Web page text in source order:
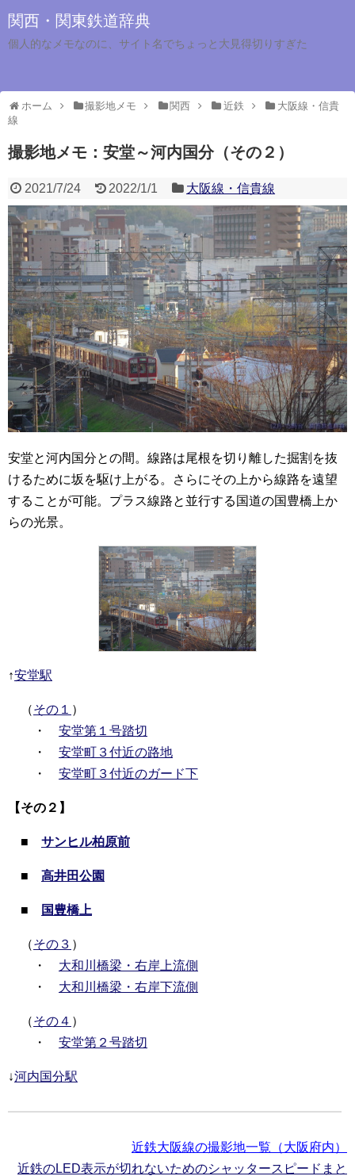
関西・関東鉄道辞典
個人的なメモなのに、サイト名でちょっと大見得切りすぎた
ホーム 撮影地メモ 関西 近鉄
大阪線・信貴
線
撮影地メモ：安堂～河内国分（その２）
2021/7/24 2022/1/1 大阪線・信貴線
安堂と河内国分との間。線路は尾根を切り離した掘割を抜
けるために坂を駆け上がる。さらにその上から線路を遠望
することが可能。プラス線路と並行する国道の国豊橋上か
らの光景。
↑安堂駅
（その１ ）
・ 安堂第１号踏切
・ 安堂町３付近の路地
・ 安堂町３付近のガード下
【その２】
■ サンヒル柏原前
■ 高井田公園
■ 国豊橋上
（その３ ）
・ 大和川橋梁・右岸上流側
・ 大和川橋梁・右岸下流側
（その４ ）
・ 安堂第２号踏切
↓河内国分駅
近鉄大阪線の撮影地一覧（大阪府内）
近鉄のLED表示が切れないためのシャッタースピードまと